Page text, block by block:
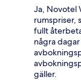
Ja, Novotel
rumspriser,
fullt
några
gäller.